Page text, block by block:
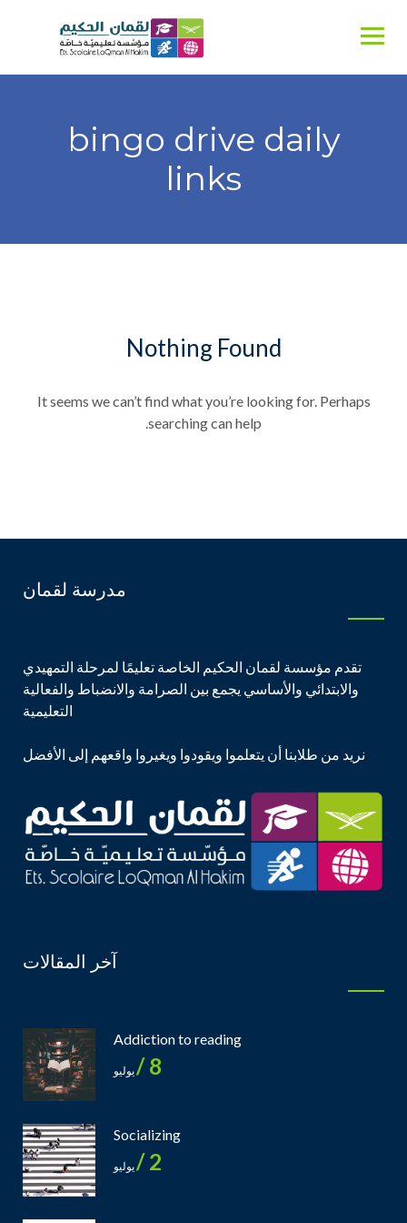
bingo drive daily
links
Nothing Found
It seems we can’t find what you’re looking for. Perhaps
searching can help.
مدرسة لقمان
تقدم مؤسسة لقمان الحكيم الخاصة تعليمًا لمرحلة التمهيدي
والابتدائي والأساسي يجمع بين الصرامة والانضباط والفعالية
التعليمية
نريد من طلابنا أن يتعلموا ويقودوا ويغيروا واقعهم إلى الأفضل
آخر المقالات
Addiction to reading
8 / يوليو
Socializing
2 / يوليو